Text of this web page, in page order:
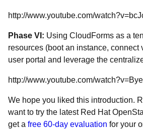
http://www.youtube.com/
Phase VI: Using CloudForms as a
resources (boot an instance, connect
user portal and leverage the
http://www.youtube.com/
We hope you liked this introduction.
want to try the latest Red Hat
get a free 60-day evaluation for your